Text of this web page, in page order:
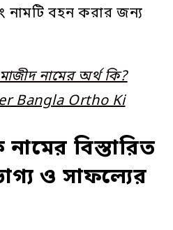
নামটি বহন করার জন্য
নামের অর্থ কি?
Bangla Ortho Ki
বিস্তারিত
ও সাফল্যের